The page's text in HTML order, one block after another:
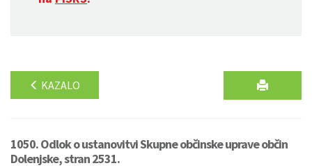
KAZALO
1050. Odlok o ustanovitvi Skupne občinske uprave občin
Dolenjske, stran 2531.